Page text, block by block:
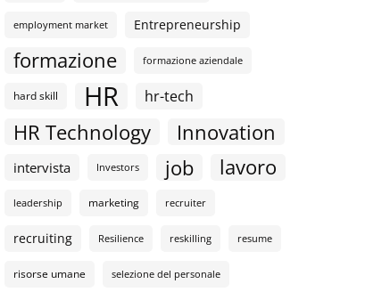
employment market Entrepreneurship
formazione formazione aziendale
hard skill HR hr-tech
HR Technology Innovation
intervista Investors job lavoro
leadership marketing recruiter
recruiting Resilience reskilling resume
risorse umane selezione del personale